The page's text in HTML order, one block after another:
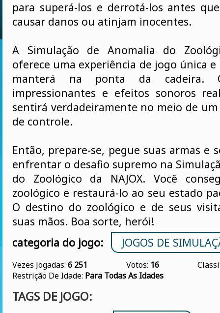
para superá-los e derrotá-los antes
causar danos ou atinjam inocentes.
A Simulação de Anomalia do
oferece uma experiência de jogo única
manterá na ponta da cadeira.
impressionantes e efeitos sonoros
sentirá verdadeiramente no meio de
de controle.
Então, prepare-se, pegue suas armas e
enfrentar o desafio supremo na
do Zoológico da NAJOX. Você
zoológico e restaurá-lo ao seu estado
O destino do zoológico e de seus
suas mãos. Boa sorte, herói!
categoria do jogo:
JOGOS DE
Vezes Jogadas: 6 251 Votos: 16
Restrição De Idade: Para Todas As Idades
TAGS DE JOGO: